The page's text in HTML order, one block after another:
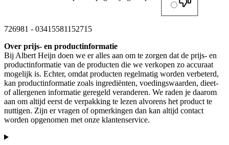
726981 - 03415581152715
Over prijs- en productinformatie
Bij Albert Heijn doen we er alles aan om te zorgen dat de prijs- en
productinformatie van de producten die we verkopen zo accuraat
mogelijk is. Echter, omdat producten regelmatig worden verbeterd,
kan productinformatie zoals ingrediënten, voedingswaarden, dieet-
of allergenen informatie geregeld veranderen. We raden je daarom
aan om altijd eerst de verpakking te lezen alvorens het product te
nuttigen. Zijn er vragen of opmerkingen dan kan altijd contact
worden opgenomen met onze klantenservice.